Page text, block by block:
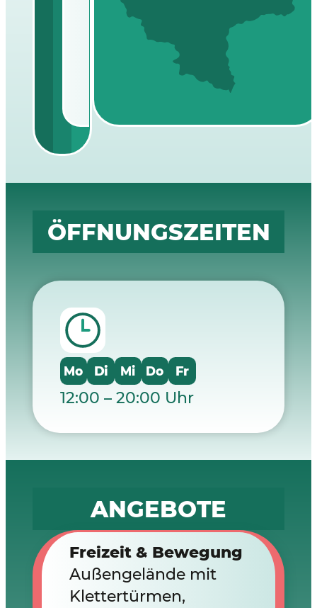
0391 9904190
kinderhaus@stejh.de
ÖFFNUNGSZEITEN
Mo Di Mi Do Fr
12:00 – 20:00 Uhr
ANGEBOTE
Freizeit & Bewegung
Außengelände mit
Klettertürmen,